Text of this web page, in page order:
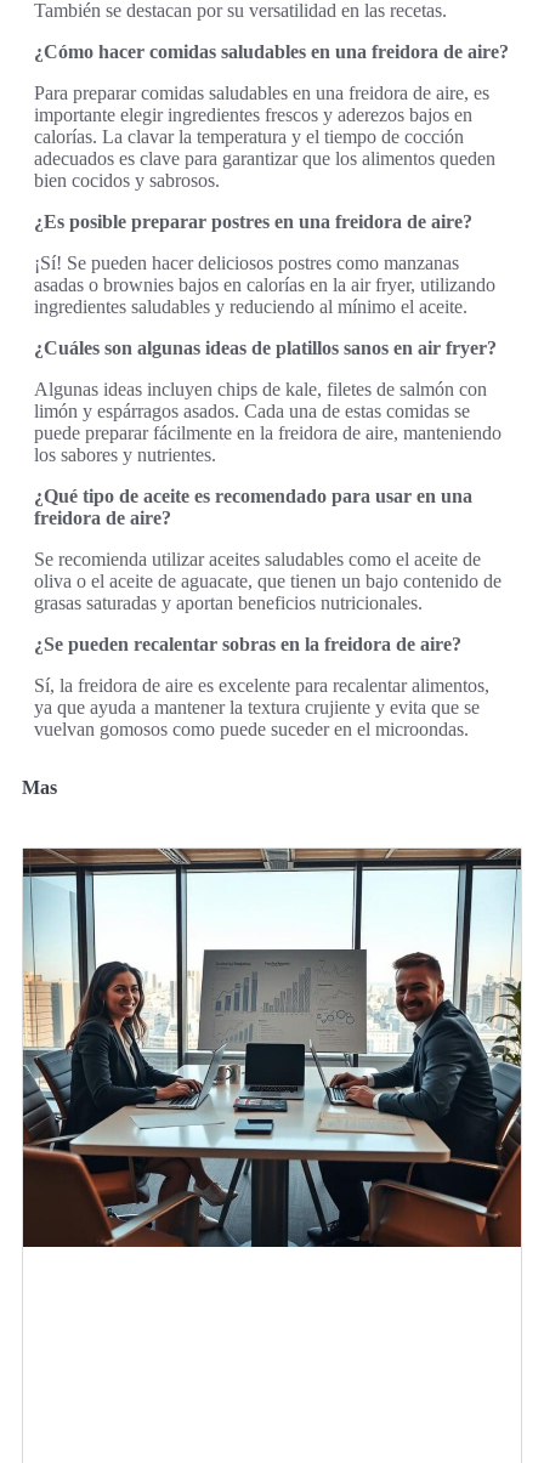
También se destacan por su versatilidad en las recetas.
¿Cómo hacer comidas saludables en una freidora de aire?
Para preparar comidas saludables en una freidora de aire, es
importante elegir ingredientes frescos y aderezos bajos en
calorías. La clavar la temperatura y el tiempo de cocción
adecuados es clave para garantizar que los alimentos queden
bien cocidos y sabrosos.
¿Es posible preparar postres en una freidora de aire?
¡Sí! Se pueden hacer deliciosos postres como manzanas
asadas o brownies bajos en calorías en la air fryer, utilizando
ingredientes saludables y reduciendo al mínimo el aceite.
¿Cuáles son algunas ideas de platillos sanos en air fryer?
Algunas ideas incluyen chips de kale, filetes de salmón con
limón y espárragos asados. Cada una de estas comidas se
puede preparar fácilmente en la freidora de aire, manteniendo
los sabores y nutrientes.
¿Qué tipo de aceite es recomendado para usar en una
freidora de aire?
Se recomienda utilizar aceites saludables como el aceite de
oliva o el aceite de aguacate, que tienen un bajo contenido de
grasas saturadas y aportan beneficios nutricionales.
¿Se pueden recalentar sobras en la freidora de aire?
Sí, la freidora de aire es excelente para recalentar alimentos,
ya que ayuda a mantener la textura crujiente y evita que se
vuelvan gomosos como puede suceder en el microondas.
Mas